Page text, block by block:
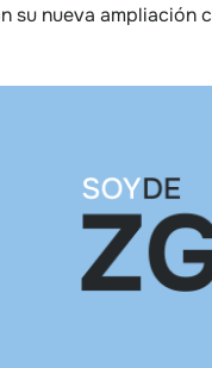
su nueva ampliación